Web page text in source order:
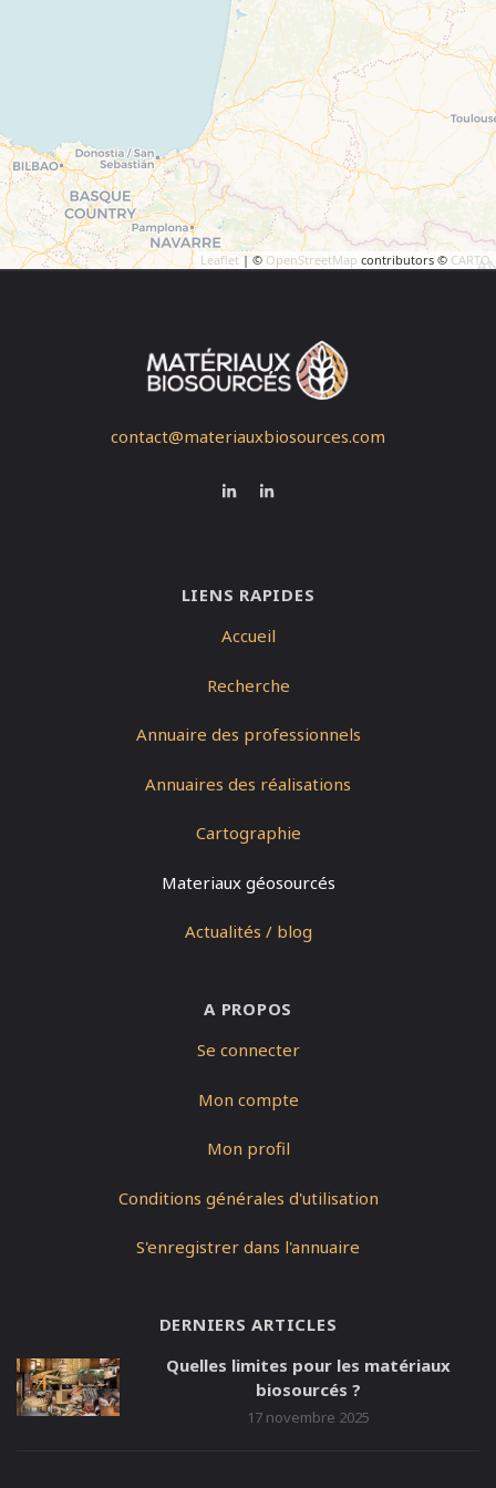
Leaflet | ©OpenStreetMap contributors © CARTO
contact@materiauxbiosources.com
LIENS RAPIDES
Accueil
Recherche
Annuaire des professionnels
Annuaires des réalisations
Cartographie
Materiaux géosourcés
Actualités / blog
A PROPOS
Se connecter
Mon compte
Mon profil
Conditions générales d'utilisation
S'enregistrer dans l'annuaire
DERNIERS ARTICLES
Quelles limites pour les matériaux
biosourcés ?
17 novembre 2025